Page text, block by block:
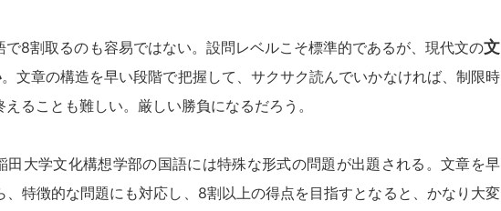
で8割取るのも容易ではない。設問レベルこそ標準的であるが、現代文の文
。文章の構造を早い段階で把握して、サクサク読んでいかなければ、制限時
えることも難しい。厳しい勝負になるだろう。
田大学文化構想学部の国語には特殊な形式の問題が出題される。文章を早
、特徴的な問題にも対応し、8割以上の得点を目指すとなると、かなり大変